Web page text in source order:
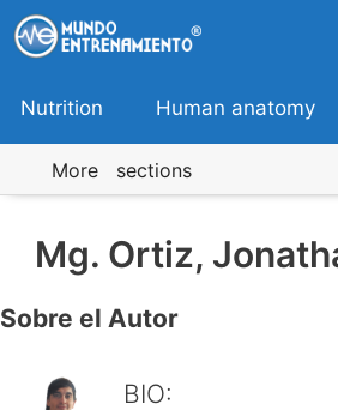
Skip
to
content
Nutrition Human anatomy
More sections
Mg. Ortiz,
Sobre el Autor
BIO: